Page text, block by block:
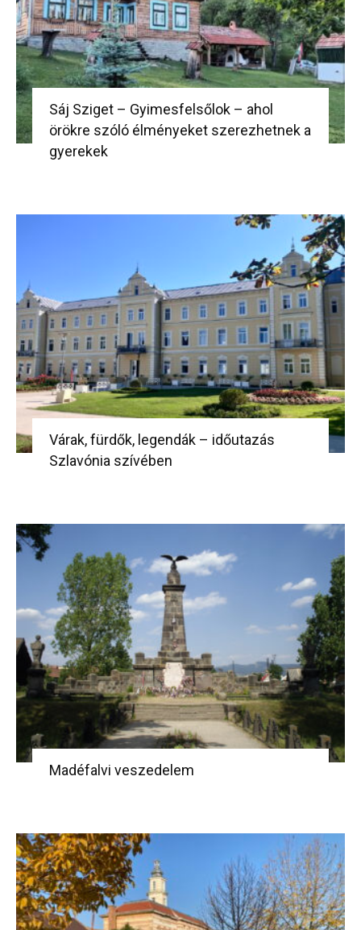
Sáj Sziget – Gyimesfelsőlok – ahol
örökre szóló élményeket szerezhetnek a
gyerekek
Várak, fürdők, legendák – időutazás
Szlavónia szívében
Madéfalvi veszedelem